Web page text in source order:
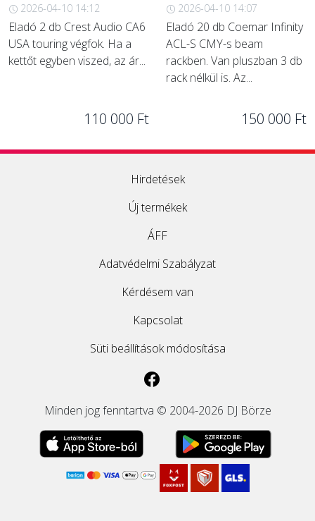
2026-04-10 14:12
Eladó 2 db Crest Audio CA6
USA touring végfok. Ha a
kettőt egyben viszed, az ár...
110 000 Ft
2026-04-10 14:07
Eladó 20 db Coemar Infinity
ACL-S CMY-s beam
rackben. Van pluszban 3 db
rack nélkül is. Az...
150 000 Ft
Hirdetések
Új termékek
ÁFF
Adatvédelmi Szabályzat
Kérdésem van
Kapcsolat
Süti beállítások módosítása
Minden jog fenntartva © 2004-2026 DJ Börze